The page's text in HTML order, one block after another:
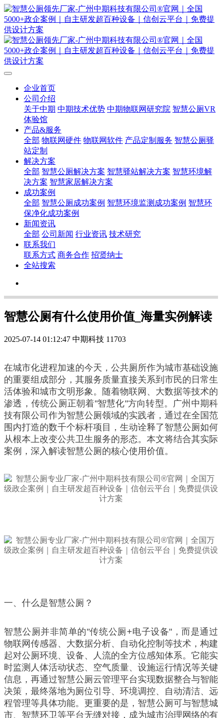
企业首页
公司介绍
关于中期 中期技术优势 中期物联网研究院 智慧公厕VR
体验馆
产品&服务
全部 物联网硬件 物联网软件 产品定制服务 智慧公厕驿
站定制
解决方案
全部 智慧公厕解决方案 智慧驿站解决方案 智慧环境解
决方案 智慧家居解决方案
成功案例
全部 智慧公厕成功案例 智慧环境监测成功案例 智慧环
保净化成功案例
新闻资讯
全部 公司新闻 行业资讯 技术研究
联系我们
联系方式 商务合作 招贤纳士
全站搜索
智慧公厕有什么使用价值_海量实例解读
2025-07-14 01:12:47 中期科技 11703
在城市化进程加速的今天，公共厕所作为城市基础设施
的重要组成部分，其服务质量直接关系到市民的日常生
活体验和城市文明形象。随着物联网、大数据等技术的
渗透，传统公厕正朝着"智慧化"方向转型。广州中期科
技有限公司作为智慧公厕领域的实践者，通过在全国范
围内打造的数千个标杆项目，生动诠释了智慧公厕如何
从根本上改变公共卫生服务的形态。本文将结合其实际
案例，深入解读智慧公厕的核心使用价值。
一、什么是智慧公厕？
智慧公厕并非简单的"传统公厕+电子设备"，而是通过
物联网传感器、大数据分析、自动化控制等技术，构建
起对公厕环境、设备、人流的全方位感知体系。它能实
时监测人体活动状态、空气质量、设施运行情况等关键
信息，再通过智慧公厕云管理平台实现数据整合与智能
决策，最终落地为厕位引导、环境调控、自动清洁、远
程管理等具体功能。更重要的是，智慧公厕可与智慧城
市、智慧环卫等平台无缝对接，成为城市治理网络的有